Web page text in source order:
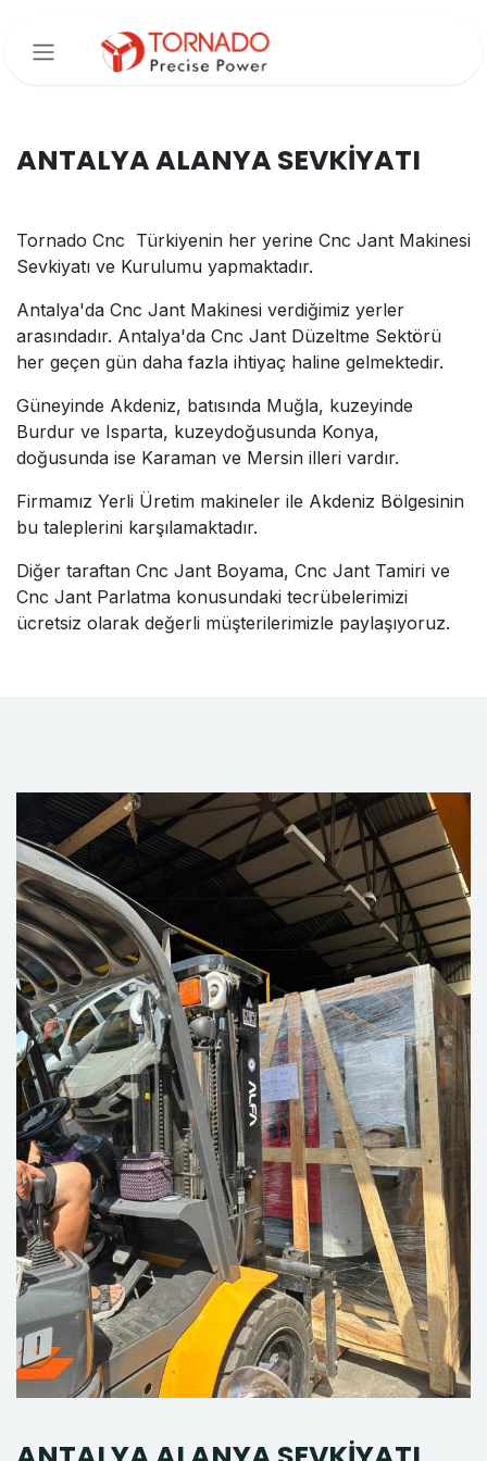
ANTALYA ALANYA SEVKİYATI
Tornado Cnc Türkiyenin her yerine Cnc Jant Makinesi
Sevkiyatı ve Kurulumu yapmaktadır.
Antalya'da Cnc Jant Makinesi verdiğimiz yerler
arasındadır. Antalya'da Cnc Jant Düzeltme Sektörü
her geçen gün daha fazla ihtiyaç haline gelmektedir.
Güneyinde Akdeniz, batısında Muğla, kuzeyinde
Burdur ve Isparta, kuzeydoğusunda Konya,
doğusunda ise Karaman ve Mersin illeri vardır.
Firmamız Yerli Üretim makineler ile Akdeniz Bölgesinin
bu taleplerini karşılamaktadır.
Diğer taraftan Cnc Jant Boyama, Cnc Jant Tamiri ve
Cnc Jant Parlatma konusundaki tecrübelerimizi
ücretsiz olarak değerli müşterilerimizle paylaşıyoruz.